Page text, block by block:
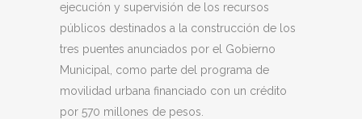
ejecución y supervisión de los recursos
públicos destinados a la construcción de los
tres puentes anunciados por el Gobierno
Municipal, como parte del programa de
movilidad urbana financiado con un crédito
por 570 millones de pesos.